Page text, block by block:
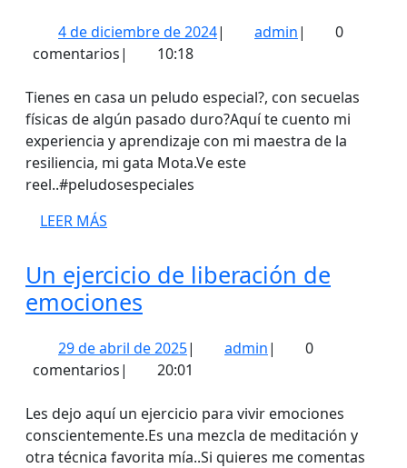
4 de diciembre de 20244
de
2024
| adminadmin
|
0
comentarios| 10:18
Tienes en casa un peludo especial?, con secuelas
físicas de algún pasado duro?Aquí te cuento mi
experiencia y aprendizaje con mi maestra de la
resiliencia, mi gata Mota.Ve este
reel..#peludosespeciales
LEER MÁS
Un ejercicio de liberación de
emociones
de
liberación
de
emociones
29 de abril de 202529
de
de
2025
| adminadmin
|
0
comentarios| 20:01
Les dejo aquí un ejercicio para vivir emociones
conscientemente.Es una mezcla de meditación y
otra técnica favorita mía..Si quieres me comentas